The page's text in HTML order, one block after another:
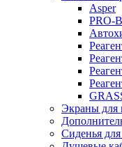
Asper
PRO-
Экраны для
Сиденья для